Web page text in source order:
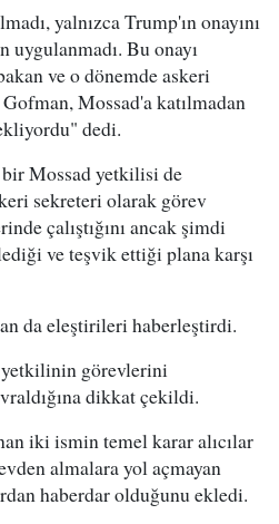
yalnızca Trump'ın onayını
uygulanmadı. Bu onayı
ve o dönemde askeri
Mossad'a katılmadan
dedi.
Mossad yetkilisi de
sekreteri olarak görev
çalıştığını ancak şimdi
ve teşvik ettiği plana karşı
da eleştirileri haberleştirdi.
görevlerini
dikkat çekildi.
iki ismin temel karar alıcılar
almalara yol açmayan
haberdar olduğunu ekledi.